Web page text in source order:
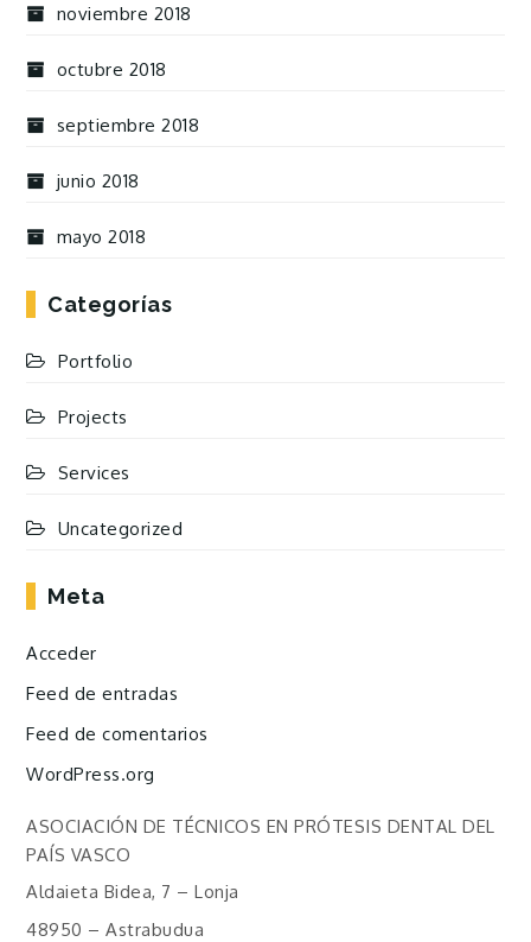
noviembre 2018
octubre 2018
septiembre 2018
junio 2018
mayo 2018
Categorías
Portfolio
Projects
Services
Uncategorized
Meta
Acceder
Feed de entradas
Feed de comentarios
WordPress.org
ASOCIACIÓN DE TÉCNICOS EN PRÓTESIS DENTAL DEL
PAÍS VASCO
Aldaieta Bidea, 7 – Lonja
48950 – Astrabudua